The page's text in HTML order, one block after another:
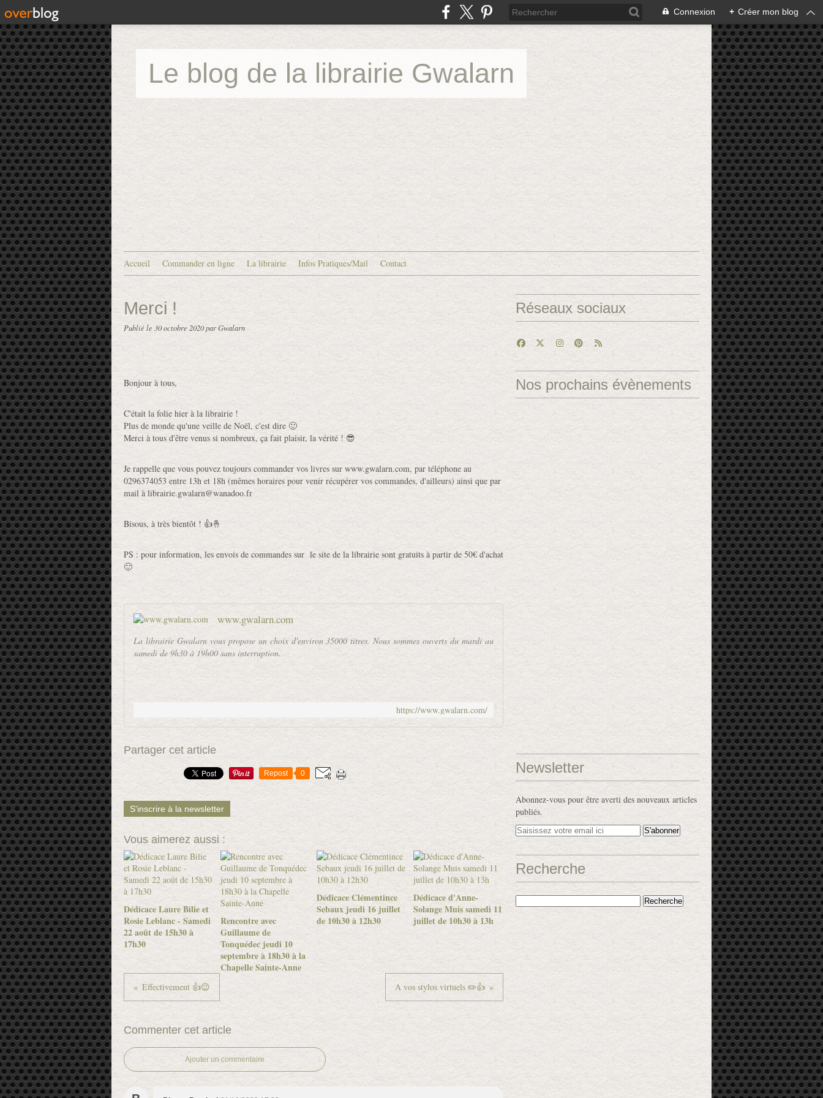
Connexion + Créer mon blog
Le blog de la librairie Gwalarn
Accueil Commander en ligne La librairie Infos Pratiques/Mail Contact
Merci !
Publié le 30 octobre 2020par Gwalarn
Bonjour à tous,
C'était la folie hier à la librairie !
Plus de monde qu'une veille de Noël, c'est dire 🙂
Merci à tous d'être venus si nombreux, ça fait plaisir, la vérité ! 😎
Je rappelle que vous pouvez toujours commander vos livres sur www.gwalarn.com, par téléphone au
0296374053 entre 13h et 18h (mêmes horaires pour venir récupérer vos commandes, d'ailleurs) ainsi que par
mail à librairie.gwalarn@wanadoo.fr
Bisous, à très bientôt ! 👍🤞
PS : pour information, les envois de commandes sur le site de la librairie sont gratuits à partir de 50€ d'achat
🙂
www.gwalarn.com
La librairie Gwalarn vous propose un choix d'environ 35000 titres. Nous sommes ouverts du mardi au
samedi de 9h30 à 19h00 sans interruption.
https://www.gwalarn.com/
Partager cet article
Repost 0
S'inscrire à la newsletter
Vous aimerez aussi :
Dédicace Laure Bilie et
Rosie Leblanc - Samedi
22 août de 15h30 à
17h30
Rencontre avec
Guillaume de
Tonquédec jeudi 10
septembre à 18h30 à la
Chapelle Sainte-Anne
Dédicace Clémentince
Sebaux jeudi 16 juillet
de 10h30 à 12h30
Dédicace d'Anne-
Solange Muis samedi 11
juillet de 10h30 à 13h
Effectivement 👍😉 A vos stylos virtuels ✏️👍
Commenter cet article
Ajouter un commentaire
Réseaux sociaux
Nos prochains évènements
Newsletter
Abonnez-vous pour être averti des nouveaux articles
publiés.
Recherche